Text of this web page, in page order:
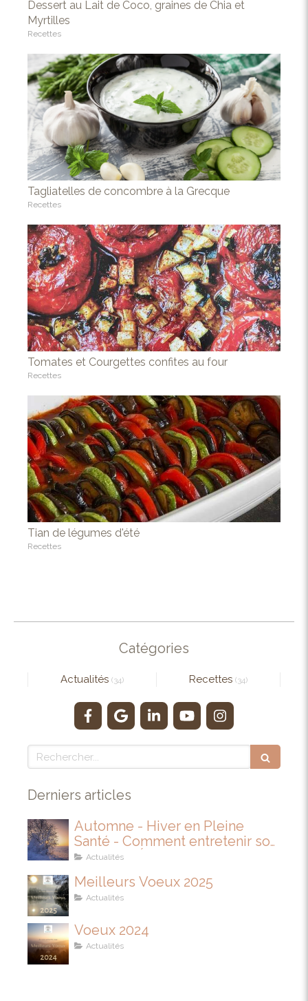
Dessert au Lait de Coco, graines de Chia et
Myrtilles
Recettes
Tagliatelles de concombre à la Grecque
Recettes
Tomates et Courgettes confites au four
Recettes
Tian de légumes d'été
Recettes
Catégories
Actualités (34) Recettes (34)
Rechercher
Derniers articles
Automne - Hiver en Pleine
Santé - Comment entretenir son
IMMUNITÉ
Actualités
Meilleurs Voeux 2025
Actualités
Voeux 2024
Actualités